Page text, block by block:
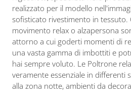
realizzato per il modello
sofisticato rivestimento in tessuto.
movimento relax o alzapersona
attorno a cui goderti momenti di
una vasta gamma di imbottiti e
hai sempre voluto. Le Poltrone
veramente essenziale in differenti
alla zona notte, ambienti da